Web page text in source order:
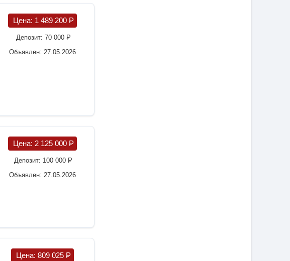
Цена: 1 489 200 P
Депозит: 70 000 P
Объявлен: 27.05.2026
Цена: 2 125 000 P
Депозит: 100 000P
Объявлен: 27.05.2026
Цена: 809 025 P